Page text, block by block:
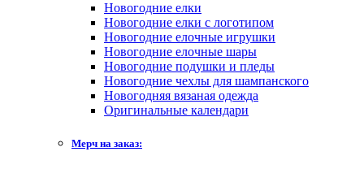
Новогодние елки
Новогодние елки с логотипом
Новогодние елочные игрушки
Новогодние елочные шары
Новогодние подушки и пледы
Новогодние чехлы для шампанского
Новогодняя вязаная одежда
Оригинальные календари
Мерч на заказ: